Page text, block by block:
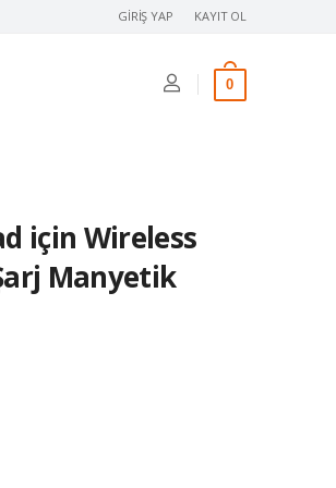
GIRIŞ YAP KAYIT OL
0
için Wireless
Manyetik